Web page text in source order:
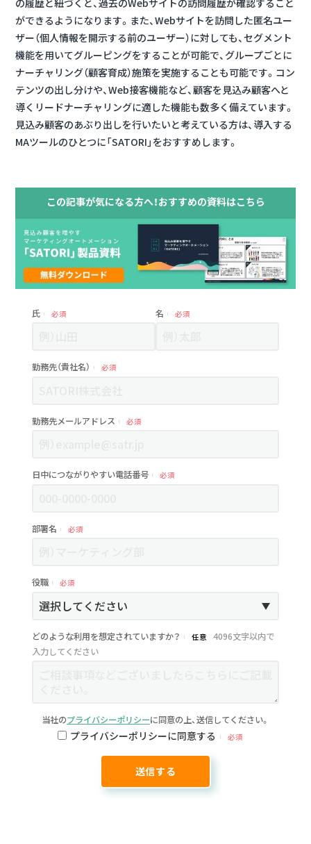
の履歴と紐づくと、過去のWebサイトの訪問履歴が確認すること
ができるようになります。また、Webサイトを訪問した匿名ユー
ザー（個人情報を開示する前のユーザー）に対しても、セグメント
機能を用いてグルーピングをすることが可能で、グループごとに
ナーチャリング（顧客育成）施策を実施することも可能です。コン
テンツの出し分けや、Web接客機能など、顧客を見込み顧客へと
導くリードナーチャリングに適した機能も数多く備えています。
見込み顧客のあぶり出しを行いたいと考えている方は、導入する
MAツールのひとつに「SATORI」をおすすめします。
この記事が気になる方へ！おすすめの資料はこちら
氏 必須 名 必須
勤務先（貴社名） 必須
勤務先メールアドレス 必須
日中につながりやすい電話番号 必須
部署名 必須
役職 必須
どのような利用を想定されていますか？ 任意
4096文字以内で
入力してください
当社のプライバシーポリシーに同意の上、送信してください。
プライバシーポリシーに同意する 必須